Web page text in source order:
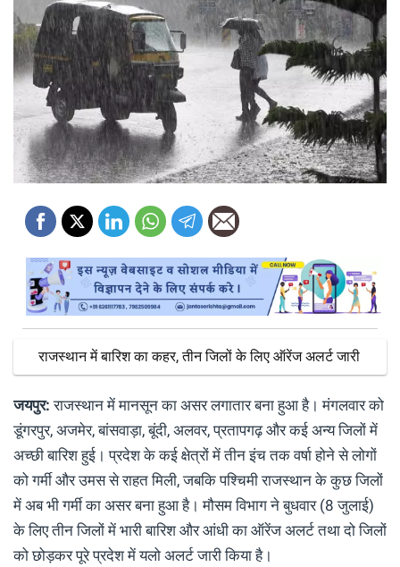
राजस्थान में बारिश का कहर, तीन जिलों के लिए ऑरेंज अलर्ट जारी
जयपुर: राजस्थान में मानसून का असर लगातार बना हुआ है। मंगलवार को
डूंगरपुर, अजमेर, बांसवाड़ा, बूंदी, अलवर, प्रतापगढ़ और कई अन्य जिलों में
अच्छी बारिश हुई। प्रदेश के कई क्षेत्रों में तीन इंच तक वर्षा होने से लोगों
को गर्मी और उमस से राहत मिली, जबकि पश्चिमी राजस्थान के कुछ जिलों
में अब भी गर्मी का असर बना हुआ है। मौसम विभाग ने बुधवार (8 जुलाई)
के लिए तीन जिलों में भारी बारिश और आंधी का ऑरेंज अलर्ट तथा दो जिलों
को छोड़कर पूरे प्रदेश में यलो अलर्ट जारी किया है।